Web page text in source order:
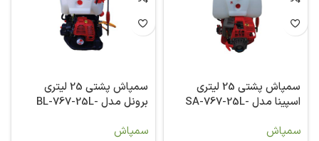
سمپاش پشتی 25 لیتری
اسپینا مدل SA-767-25L-
سمپاش
سمپاش پشتی 25 لیتری
برونل مدل BL-767-25L-
سمپاش